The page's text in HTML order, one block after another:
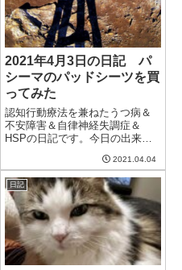
2021年4月3日の日記 パ
シーマのパッドシーツを買
ってみた
認知行動療法を兼ねたうつ病＆
不安障害＆自律神経失調症＆
HSPの日記です。今日の出来事
たのだが、思ったよりも晴れな
くて、毛布を洗ったもののいま
いち乾ききらなかった。気温は
暖かく、春らしい日ではあった
のだけど、明日か...
2021.04.04
日記